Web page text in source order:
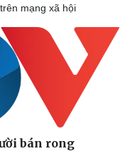
mạng xã hội
bán rong